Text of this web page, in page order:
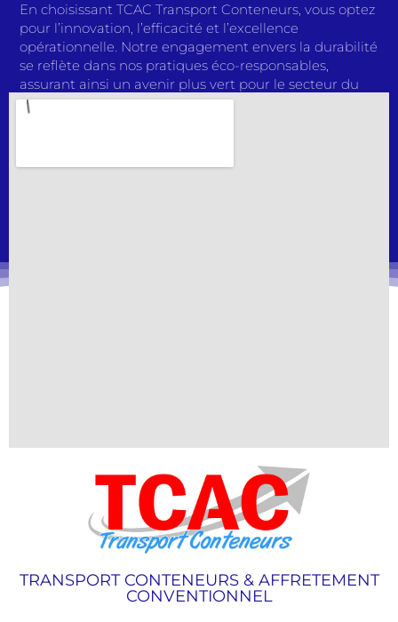
En choisissant TCAC Transport Conteneurs, vous optez
pour l’innovation, l’efficacité et l’excellence
opérationnelle. Notre engagement envers la durabilité
se reflète dans nos pratiques éco-responsables,
assurant ainsi un avenir plus vert pour le secteur du
transport. Avec des solutions de pointe et une équipe
TRANSPORT CONTENEURS & AFFRETEMENT
CONVENTIONNEL